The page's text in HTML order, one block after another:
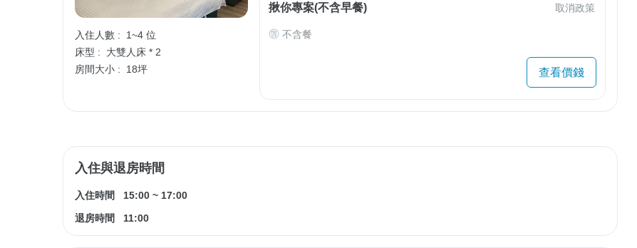
入住人數 :
1~4 位
床型 :
大雙人床 * 2
房間大小 :
18坪
揪你專案(不含早餐) 取消政策
不含餐
查看價錢
入住與退房時間
入住時間 15:00 ~ 17:00
退房時間
11:00